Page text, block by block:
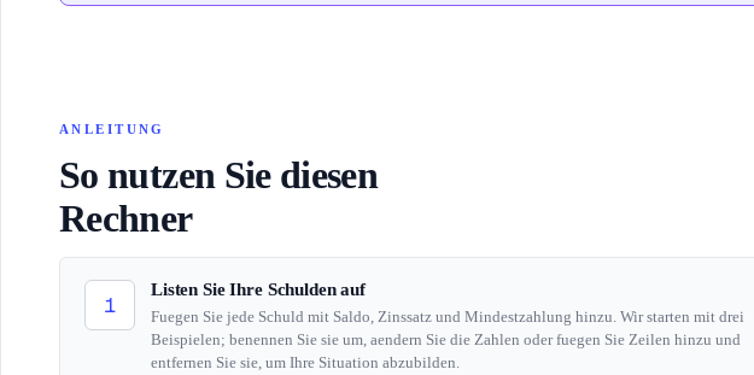
ANLEITUNG
So nutzen Sie diesen
Rechner
1
Listen Sie Ihre Schulden auf
Fuegen Sie jede Schuld mit Saldo, Zinssatz und Mindestzahlung hinzu. Wir starten mit drei
Beispielen; benennen Sie sie um, aendern Sie die Zahlen oder fuegen Sie Zeilen hinzu und
entfernen Sie sie, um Ihre Situation abzubilden.